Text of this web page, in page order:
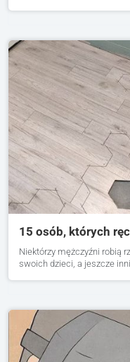
15 osób, których
Niektórzy mężczyźni robią
swoich dzieci, a jeszcze